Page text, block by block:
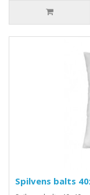
Spilvens balts